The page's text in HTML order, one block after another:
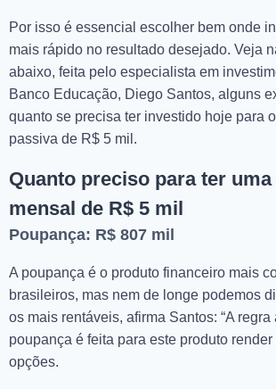
Por isso é essencial escolher bem onde
mais rápido no resultado desejado. Veja
abaixo, feita pelo especialista em
Banco Educação, Diego Santos, alguns
quanto se precisa ter investido hoje para
passiva de R$ 5 mil.
Quanto preciso para ter
mensal de R$ 5 mil
Poupança: R$ 807 mil
A poupança é o produto financeiro mais
brasileiros, mas nem de longe podemos
os mais rentáveis, afirma Santos: “A regra
poupança é feita para este produto
opções.